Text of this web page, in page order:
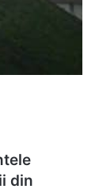
din